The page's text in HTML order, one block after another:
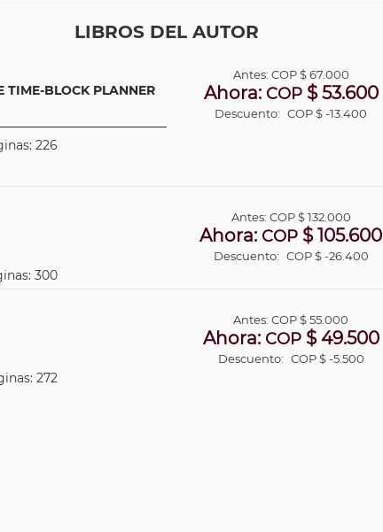
LIBROS DEL AUTOR
TIME-BLOCK PLANNER
226
Antes: COP$ 67.000
Ahora: COP$ 53.600
Descuento: COP $ -13.400
300
Antes: COP$ 132.000
Ahora: COP $ 105.600
Descuento: COP $ -26.400
272
Antes:COP$ 55.000
Ahora: COP$ 49.500
Descuento: COP $ -5.500